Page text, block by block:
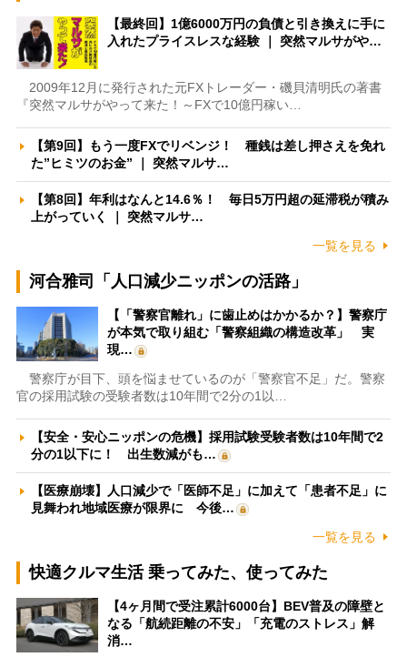
【最終回】1億6000万円の負債と引き換えに手に
入れたプライスレスな経験 ｜ 突然マルサがや…
2009年12月に発行された元FXトレーダー・磯貝清明氏の著書
『突然マルサがやって来た！～FXで10億円稼い…
【第9回】もう一度FXでリベンジ！ 種銭は差し押さえを免れ
た”ヒミツのお金” ｜ 突然マルサ…
【第8回】年利はなんと14.6％！ 毎日5万円超の延滞税が積み
上がっていく ｜ 突然マルサ…
一覧を見る
河合雅司「人口減少ニッポンの活路」
【「警察官離れ」に歯止めはかかるか？】警察庁
が本気で取り組む「警察組織の構造改革」 実
現…
警察庁が目下、頭を悩ませているのが「警察官不足」だ。警察
官の採用試験の受験者数は10年間で2分の1以…
【安全・安心ニッポンの危機】採用試験受験者数は10年間で2
分の1以下に！ 出生数減がも…
【医療崩壊】人口減少で「医師不足」に加えて「患者不足」に
見舞われ地域医療が限界に 今後…
一覧を見る
快適クルマ生活 乗ってみた、使ってみた
【4ヶ月間で受注累計6000台】BEV普及の障壁と
なる「航続距離の不安」「充電のストレス」解
消…